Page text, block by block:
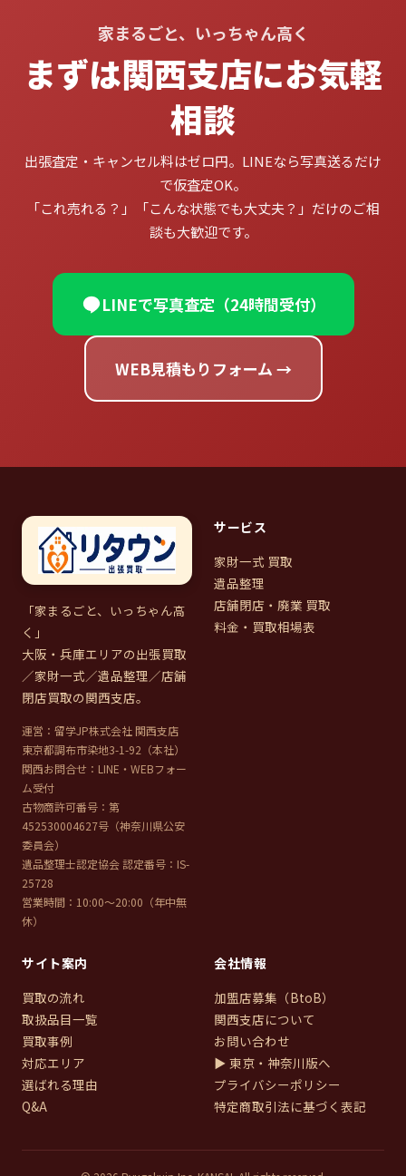
家まるごと、いっちゃん高く
まずは関西支店にお気軽
相談
出張査定・キャンセル料はゼロ円。LINEなら写真送るだけ
で仮査定OK。
「これ売れる？」「こんな状態でも大丈夫？」だけのご相
談も大歓迎です。
LINEで写真査定（24時間受付）
WEB見積もりフォーム →
「家まるごと、いっちゃん高
く」
大阪・兵庫エリアの出張買取
／家財一式／遺品整理／店舗
閉店買取の関西支店。
運営：留学JP株式会社 関西支店
東京都調布市染地3-1-92（本社）
関西お問合せ：LINE・WEBフォー
ム受付
古物商許可番号：第
452530004627号（神奈川県公安
委員会）
遺品整理士認定協会 認定番号：IS-
25728
営業時間：10:00〜20:00（年中無
休）
サービス
家財一式 買取
遺品整理
店舗閉店・廃業 買取
料金・買取相場表
サイト案内
買取の流れ
取扱品目一覧
買取事例
対応エリア
選ばれる理由
Q&A
会社情報
加盟店募集（BtoB）
関西支店について
お問い合わせ
▶ 東京・神奈川版へ
プライバシーポリシー
特定商取引法に基づく表記